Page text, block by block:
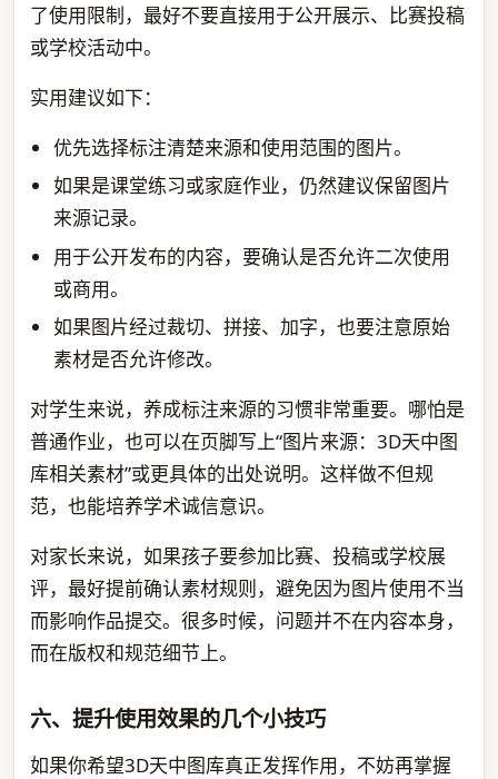
了使用限制，最好不要直接用于公开展示、比赛投稿
或学校活动中。
实用建议如下：
优先选择标注清楚来源和使用范围的图片。
如果是课堂练习或家庭作业，仍然建议保留图片
来源记录。
用于公开发布的内容，要确认是否允许二次使用
或商用。
如果图片经过裁切、拼接、加字，也要注意原始
素材是否允许修改。
对学生来说，养成标注来源的习惯非常重要。哪怕是
普通作业，也可以在页脚写上“图片来源：3D天中图
库相关素材”或更具体的出处说明。这样做不但规
范，也能培养学术诚信意识。
对家长来说，如果孩子要参加比赛、投稿或学校展
评，最好提前确认素材规则，避免因为图片使用不当
而影响作品提交。很多时候，问题并不在内容本身，
而在版权和规范细节上。
六、提升使用效果的几个小技巧
如果你希望3D天中图库真正发挥作用，不妨再掌握